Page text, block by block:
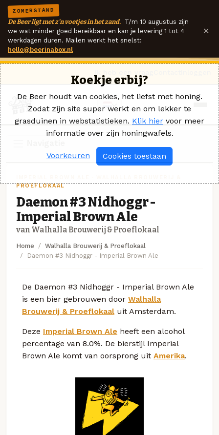
ZOMERSTAND
De Beer ligt met z'n voetjes in het zand. T/m 10 augustus zijn
we wat minder goed bereikbaar en kan je levering 1 tot 4
werkdagen duren. Mailen werkt het snelst:
hello@beerinabox.nl
×
PROEFLOKAAL
Daemon #3 Nidhoggr -
Imperial Brown Ale
van Walhalla Brouwerij & Proeflokaal
Home
Walhalla Brouwerij & Proeflokaal
Daemon #3 Nidhoggr - Imperial Brown Ale
De Daemon #3 Nidhoggr - Imperial Brown Ale
is een bier gebrouwen door Walhalla
Brouwerij & Proeflokaal uit Amsterdam.
Deze Imperial Brown Ale heeft een alcohol
percentage van 8.0%. De bierstijl Imperial
Brown Ale komt van oorsprong uit Amerika.
Koekje erbij?
De Beer houdt van cookies, het liefst met honing.
Zodat zijn site super werkt en om lekker te
grasduinen in webstatistieken. Klik hier voor meer
informatie over zijn honingwafels.
Voorkeuren Cookies toestaan